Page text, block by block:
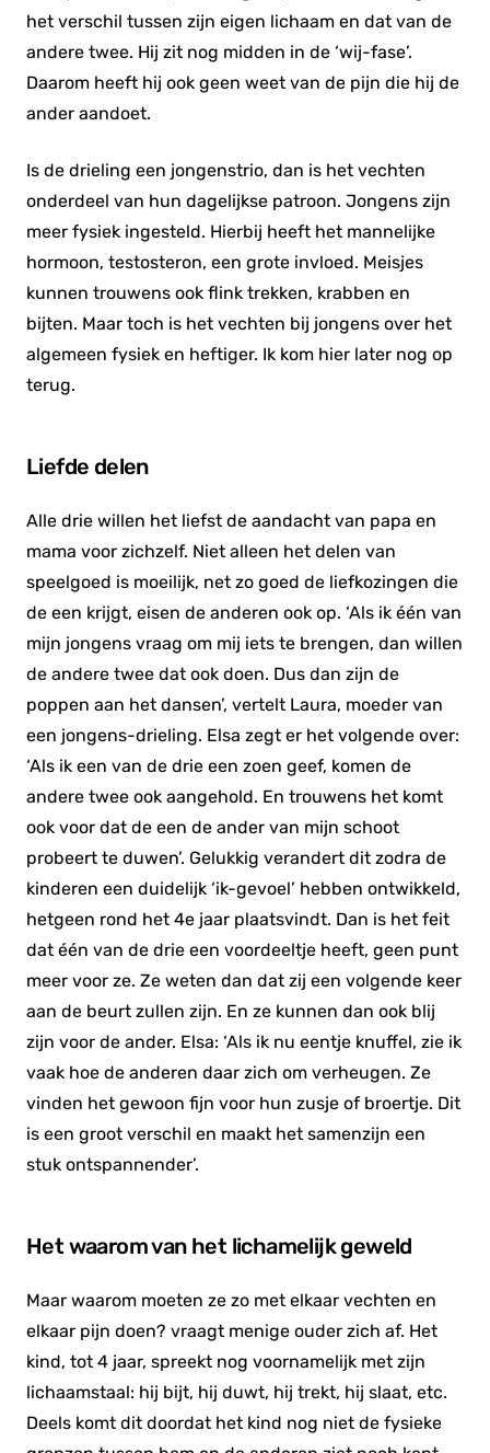
het verschil tussen zijn eigen lichaam en dat van de
andere twee. Hij zit nog midden in de ‘wij-fase’.
Daarom heeft hij ook geen weet van de pijn die hij de
ander aandoet.
Is de drieling een jongenstrio, dan is het vechten
onderdeel van hun dagelijkse patroon. Jongens zijn
meer fysiek ingesteld. Hierbij heeft het mannelijke
hormoon, testosteron, een grote invloed. Meisjes
kunnen trouwens ook flink trekken, krabben en
bijten. Maar toch is het vechten bij jongens over het
algemeen fysiek en heftiger. Ik kom hier later nog op
terug.
Liefde delen
Alle drie willen het liefst de aandacht van papa en
mama voor zichzelf. Niet alleen het delen van
speelgoed is moeilijk, net zo goed de liefkozingen die
de een krijgt, eisen de anderen ook op. ‘Als ik één van
mijn jongens vraag om mij iets te brengen, dan willen
de andere twee dat ook doen. Dus dan zijn de
poppen aan het dansen’, vertelt Laura, moeder van
een jongens-drieling. Elsa zegt er het volgende over:
‘Als ik een van de drie een zoen geef, komen de
andere twee ook aangehold. En trouwens het komt
ook voor dat de een de ander van mijn schoot
probeert te duwen’. Gelukkig verandert dit zodra de
kinderen een duidelijk ‘ik-gevoel’ hebben ontwikkeld,
hetgeen rond het 4e jaar plaatsvindt. Dan is het feit
dat één van de drie een voordeeltje heeft, geen punt
meer voor ze. Ze weten dan dat zij een volgende keer
aan de beurt zullen zijn. En ze kunnen dan ook blij
zijn voor de ander. Elsa: ‘Als ik nu eentje knuffel, zie ik
vaak hoe de anderen daar zich om verheugen. Ze
vinden het gewoon fijn voor hun zusje of broertje. Dit
is een groot verschil en maakt het samenzijn een
stuk ontspannender’.
Het waarom van het lichamelijk geweld
Maar waarom moeten ze zo met elkaar vechten en
elkaar pijn doen? vraagt menige ouder zich af. Het
kind, tot 4 jaar, spreekt nog voornamelijk met zijn
lichaamstaal: hij bijt, hij duwt, hij trekt, hij slaat, etc.
Deels komt dit doordat het kind nog niet de fysieke